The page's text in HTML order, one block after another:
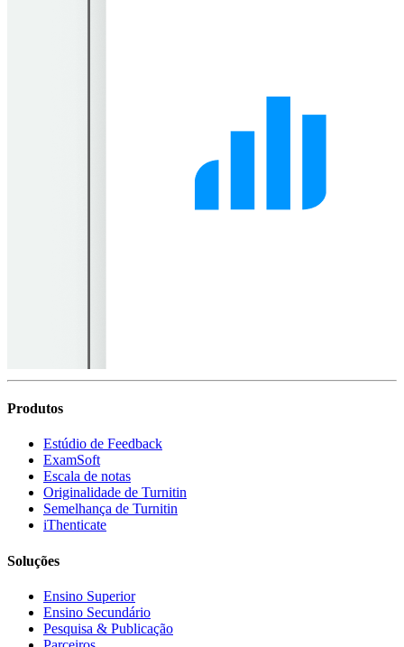
Produtos
Estúdio de Feedback
ExamSoft
Escala de notas
Originalidade de Turnitin
Semelhança de Turnitin
iThenticate
Soluções
Ensino Superior
Ensino Secundário
Pesquisa & Publicação